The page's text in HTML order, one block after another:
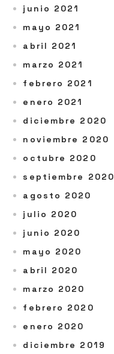
junio 2021
mayo 2021
abril 2021
marzo 2021
febrero 2021
enero 2021
diciembre 2020
noviembre 2020
octubre 2020
septiembre 2020
agosto 2020
julio 2020
junio 2020
mayo 2020
abril 2020
marzo 2020
febrero 2020
enero 2020
diciembre 2019